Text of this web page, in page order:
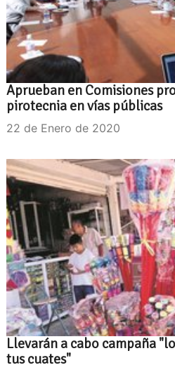
Aprueban en Comisiones
pirotecnia en vías públicas
22 de Enero de 2020
Llevarán a cabo campaña
tus cuates"